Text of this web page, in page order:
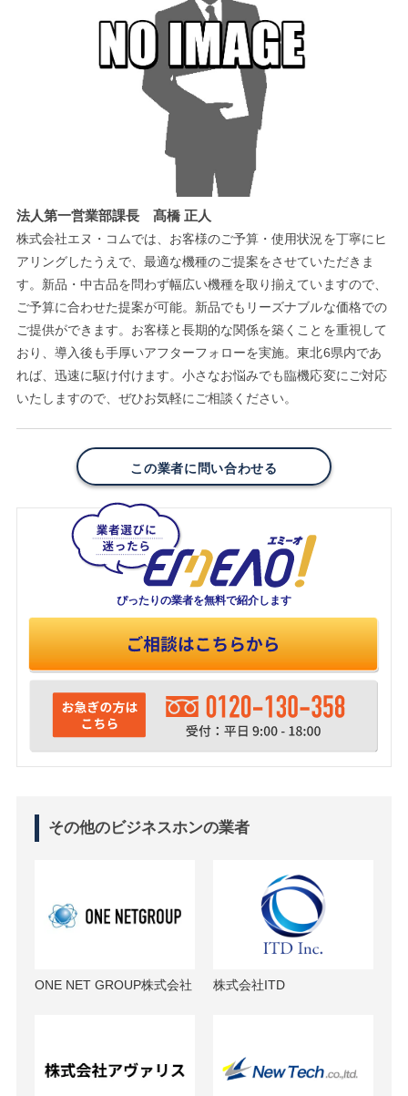
法人第一営業部課長 髙橋 正人
株式会社エヌ・コムでは、お客様のご予算・使用状況を丁寧にヒ
アリングしたうえで、最適な機種のご提案をさせていただきま
す。新品・中古品を問わず幅広い機種を取り揃えていますので、
ご予算に合わせた提案が可能。新品でもリーズナブルな価格での
ご提供ができます。お客様と長期的な関係を築くことを重視して
おり、導入後も手厚いアフターフォローを実施。東北6県内であ
れば、迅速に駆け付けます。小さなお悩みでも臨機応変にご対応
いたしますので、ぜひお気軽にご相談ください。
この業者に問い合わせる
ぴったりの業者を無料で紹介します
その他のビジネスホンの業者
ONE NET GROUP株式会社 株式会社ITD